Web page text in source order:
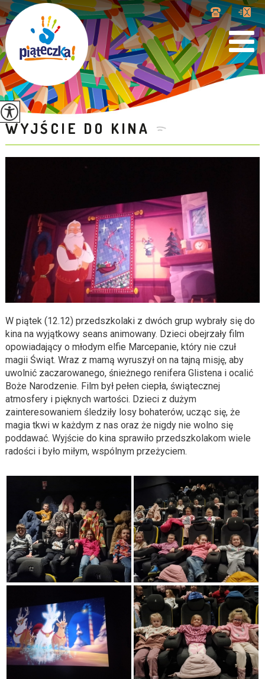
WYJŚCIE DO KINA
W piątek (12.12) przedszkolaki z dwóch grup wybrały się do
kina na wyjątkowy seans animowany. Dzieci obejrzały film
opowiadający o młodym elfie Marcepanie, który nie czuł
magii Świąt. Wraz z mamą wyruszył on na tajną misję, aby
uwolnić zaczarowanego, śnieżnego renifera Glistena i ocalić
Boże Narodzenie. Film był pełen ciepła, świątecznej
atmosfery i pięknych wartości. Dzieci z dużym
zainteresowaniem śledziły losy bohaterów, ucząc się, że
magia tkwi w każdym z nas oraz że nigdy nie wolno się
poddawać. Wyjście do kina sprawiło przedszkolakom wiele
radości i było miłym, wspólnym przeżyciem.